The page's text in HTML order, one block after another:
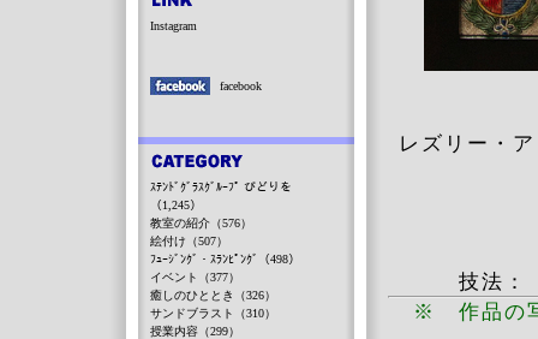
レズリー・
技法：
※ 作品の写
Instagram
facebook
ｽﾃﾝﾄﾞｸﾞﾗｽｸﾞﾙｰﾌﾟ びどりを
（1,245）
教室の紹介（576）
絵付け（507）
ﾌｭｰｼﾞﾝｸﾞ・ｽﾗﾝﾋﾟﾝｸﾞ（498）
イベント（377）
癒しのひととき（326）
サンドブラスト（310）
授業内容（299）